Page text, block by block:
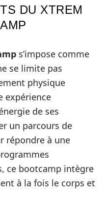
DU XTREM
s’impose comme
se limite pas
physique
expérience
de ses
un parcours de
répondre à une
ce bootcamp intègre
à la fois le corps et